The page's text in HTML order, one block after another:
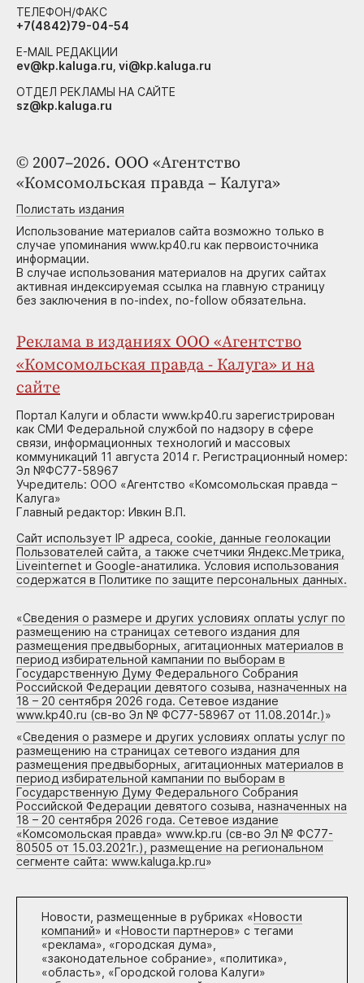
© 2007–2026. ООО «Агентство
«Комсомольская правда – Калуга»
Полистать издания
Использование материалов сайта возможно только в
случае упоминания www.kp40.ru как первоисточника
информации.
В случае использования материалов на других сайтах
активная индексируемая ссылка на главную страницу
без заключения в no-index, no-follow обязательна.
Реклама в изданиях ООО «Агентство
«Комсомольская правда - Калуга» и на
сайте
Портал Калуги и области www.kp40.ru зарегистрирован
как СМИ Федеральной службой по надзору в сфере
связи, информационных технологий и массовых
коммуникаций 11 августа 2014 г. Регистрационный номер:
Эл №ФС77-58967
Учредитель: ООО «Агентство «Комсомольская правда –
Калуга»
Главный редактор: Ивкин В.П.
Сайт использует IP адреса, cookie, данные геолокации
Пользователей сайта, а также счетчики Яндекс.Метрика,
Liveinternet и Google-анатилика. Условия использования
содержатся в Политике по защите персональных данных.
«Сведения о размере и других условиях оплаты услуг по
размещению на страницах сетевого издания для
размещения предвыборных, агитационных материалов в
период избирательной кампании по выборам в
Государственную Думу Федерального Собрания
Российской Федерации девятого созыва, назначенных на
18 – 20 сентября 2026 года. Сетевое издание
www.kp40.ru (св-во Эл № ФС77-58967 от 11.08.2014г.)»
«Сведения о размере и других условиях оплаты услуг по
размещению на страницах сетевого издания для
размещения предвыборных, агитационных материалов в
период избирательной кампании по выборам в
Государственную Думу Федерального Собрания
Российской Федерации девятого созыва, назначенных на
18 – 20 сентября 2026 года. Сетевое издание
«Комсомольская правда» www.kp.ru (св-во Эл № ФС77-
80505 от 15.03.2021г.), размещение на региональном
сегменте сайта: www.kaluga.kp.ru»
Новости, размещенные в рубриках «Новости
компаний» и «Новости партнеров» с тегами
«реклама», «городская дума»,
«законодательное собрание», «политика»,
«область», «Городской голова Калуги»
ТЕЛЕФОН/ФАКС
+7(4842)79-04-54
E-MAIL РЕДАКЦИИ
ev@kp.kaluga.ru, vi@kp.kaluga.ru
ОТДЕЛ РЕКЛАМЫ НА САЙТЕ
sz@kp.kaluga.ru